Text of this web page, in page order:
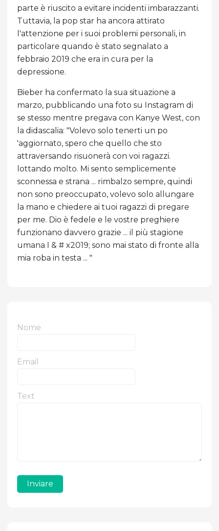
parte è riuscito a evitare incidenti imbarazzanti.
Tuttavia, la pop star ha ancora attirato
l'attenzione per i suoi problemi personali, in
particolare quando è stato segnalato a
febbraio 2019 che era in cura per la
depressione.
Bieber ha confermato la sua situazione a
marzo, pubblicando una foto su Instagram di
se stesso mentre pregava con Kanye West, con
la didascalia: "Volevo solo tenerti un po
'aggiornato, spero che quello che sto
attraversando risuonerà con voi ragazzi.
lottando molto. Mi sento semplicemente
sconnessa e strana ... rimbalzo sempre, quindi
non sono preoccupato, volevo solo allungare
la mano e chiedere ai tuoi ragazzi di pregare
per me. Dio è fedele e le vostre preghiere
funzionano davvero grazie ... il più stagione
umana I & # x2019; sono mai stato di fronte alla
mia roba in testa ... "
Nome
Email
Text
Inviare